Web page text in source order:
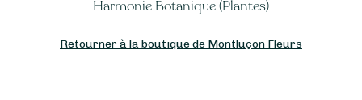
Coupe de Plantes Extérieures
Retourner à la boutique de Montluçon Fleurs